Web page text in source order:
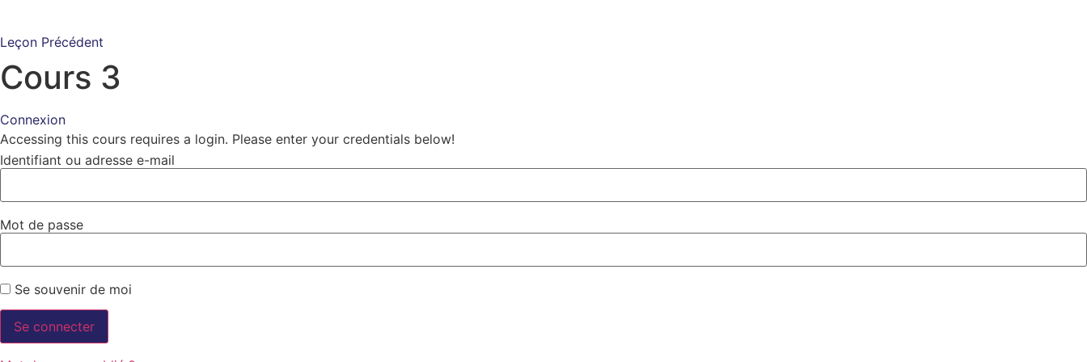
Leçon Précédent
Cours 3
Connexion
Accessing this cours requires a login. Please enter your credentials below!
Identifiant ou adresse e-mail
Mot de passe
Se souvenir de moi